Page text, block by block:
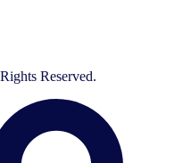
Reserved.